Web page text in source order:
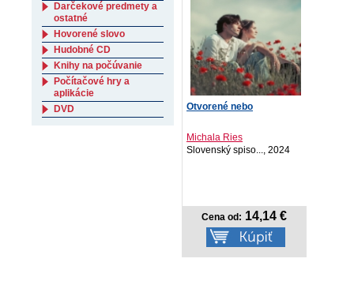
Otvorené nebo
Michala Ries
Slovenský spiso..., 2024
Cena od: 14,14 €
Darčekové predmety a
ostatné
Hovorené slovo
Hudobné CD
Knihy na počúvanie
Počítačové hry a
aplikácie
DVD